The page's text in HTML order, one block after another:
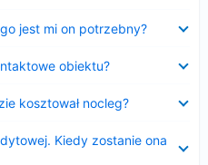
jest mi on potrzebny?
obiektu?
kosztował nocleg?
Kiedy zostanie ona